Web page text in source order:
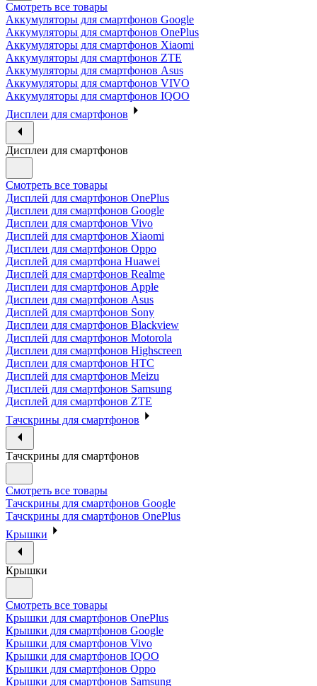
Смотреть все товары
Аккумуляторы для смартфонов Google
Аккумуляторы для смартфонов OnePlus
Аккумуляторы для смартфонов Xiaomi
Аккумуляторы для смартфонов ZTE
Аккумуляторы для cмартфонов Asus
Аккумуляторы для смартфонов VIVO
Аккумуляторы для смартфонов IQOO
Дисплеи для смартфонов
Дисплеи для смартфонов
Смотреть все товары
Дисплей для смартфонов OnePlus
Дисплеи для смартфонов Google
Дисплеи для смартфонов Vivo
Дисплей для смартфонов Xiaomi
Дисплеи для смартфонов Oppo
Дисплей для смартфона Huawei
Дисплей для смартфонов Realme
Дисплеи для смартфонов Apple
Дисплеи для смартфонов Asus
Дисплей для смартфонов Sony
Дисплеи для смартфонов Blackview
Дисплей для смартфонов Motorola
Дисплеи для смартфонов Highscreen
Дисплеи для смартфонов HTC
Дисплей для смартфонов Meizu
Дисплей для смартфонов Samsung
Дисплей для смартфонов ZTE
Тачскрины для смартфонов
Тачскрины для смартфонов
Смотреть все товары
Тачскрины для смартфонов Google
Тачскрины для смартфонов OnePlus
Крышки
Крышки
Смотреть все товары
Крышки для смартфонов OnePlus
Крышки для смартфонов Google
Крышки для смартфонов Vivo
Крышки для смартфонов IQOO
Крышки для смартфонов Oppo
Крышки для смартфонов Samsung